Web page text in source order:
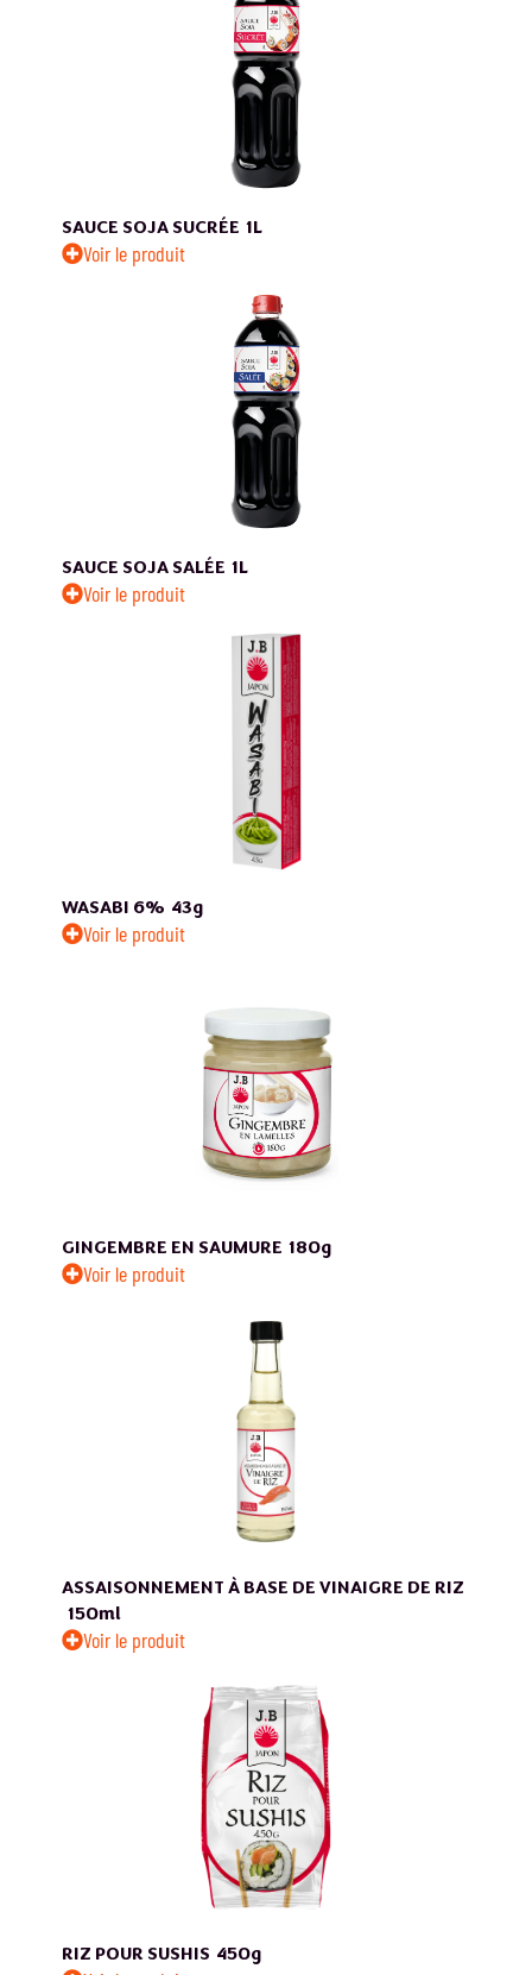
SAUCE SOJA SUCRÉE 1L
Voir le produit
SAUCE SOJA SALÉE 1L
Voir le produit
WASABI 6% 43g
Voir le produit
GINGEMBRE EN SAUMURE 180g
Voir le produit
ASSAISONNEMENT À BASE DE VINAIGRE DE RIZ
150ml
Voir le produit
RIZ POUR SUSHIS 450g